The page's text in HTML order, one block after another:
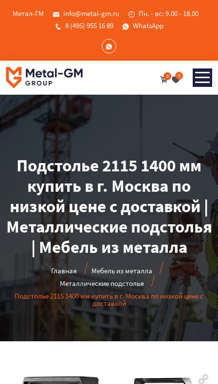
Метал-ГМ info@metal-gm.ru
Пн. - вс: 9.00 - 18.00
8 (495) 955 16 89
WhatsApp
0 0
Подстолье 2115 1400 мм
купить в г. Москва по
низкой цене с доставкой |
Металлические подстолья
| Мебель из металла
Главная
Мебель из металла
Металлические подстолья
Подстолье 2115 1400 мм купить в г. Москва по низкой цене с
доставкой